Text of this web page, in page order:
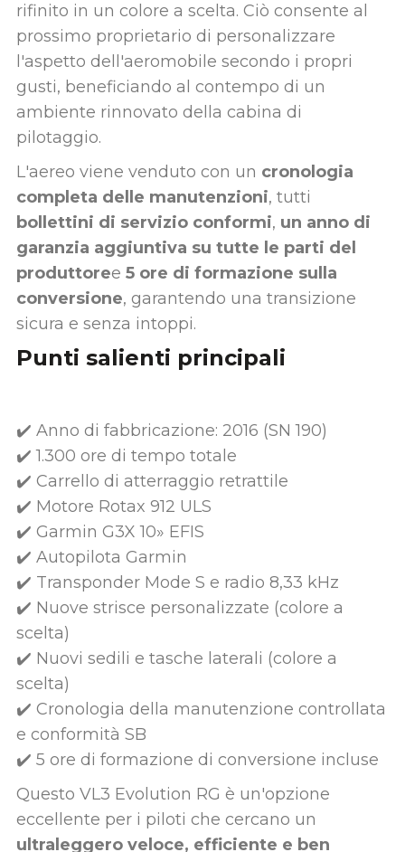
rifinito in un colore a scelta. Ciò consente al
prossimo proprietario di personalizzare
l'aspetto dell'aeromobile secondo i propri
gusti, beneficiando al contempo di un
ambiente rinnovato della cabina di
pilotaggio.
L'aereo viene venduto con un cronologia
completa delle manutenzioni, tutti
bollettini di servizio conformi, un anno di
garanzia aggiuntiva su tutte le parti del
produttoree 5 ore di formazione sulla
conversione, garantendo una transizione
sicura e senza intoppi.
Punti salienti principali
✔️ Anno di fabbricazione: 2016 (SN 190)
✔️ 1.300 ore di tempo totale
✔️ Carrello di atterraggio retrattile
✔️ Motore Rotax 912 ULS
✔️ Garmin G3X 10» EFIS
✔️ Autopilota Garmin
✔️ Transponder Mode S e radio 8,33 kHz
✔️ Nuove strisce personalizzate (colore a
scelta)
✔️ Nuovi sedili e tasche laterali (colore a
scelta)
✔️ Cronologia della manutenzione controllata
e conformità SB
✔️ 5 ore di formazione di conversione incluse
Questo VL3 Evolution RG è un'opzione
eccellente per i piloti che cercano un
ultraleggero veloce, efficiente e ben